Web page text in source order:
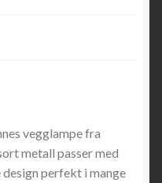
vegglampe fra
metall passer med
perfekt i mange